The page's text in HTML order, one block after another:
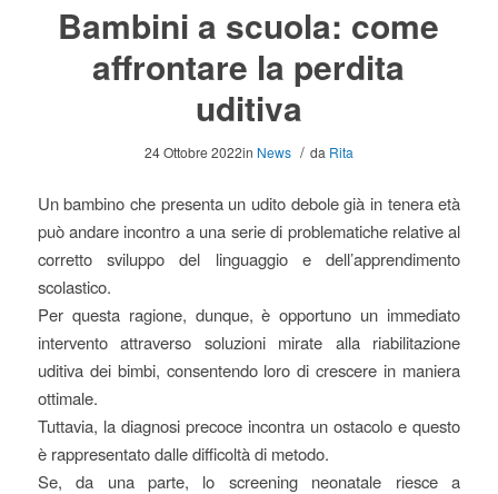
Bambini a scuola: come
affrontare la perdita
uditiva
24 Ottobre 2022in News / da Rita
Un bambino che presenta un udito debole già in tenera età
può andare incontro a una serie di problematiche relative al
corretto sviluppo del linguaggio e dell’apprendimento
scolastico.
Per questa ragione, dunque, è opportuno un immediato
intervento attraverso soluzioni mirate alla riabilitazione
uditiva dei bimbi, consentendo loro di crescere in maniera
ottimale.
Tuttavia, la diagnosi precoce incontra un ostacolo e questo
è rappresentato dalle difficoltà di metodo.
Se, da una parte, lo screening neonatale riesce a